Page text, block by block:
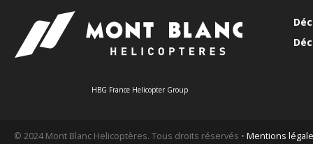
HBG France Helicopter Group
© 2024 Mont Blanc Helicoptères. Tous droits réservés • Mentions